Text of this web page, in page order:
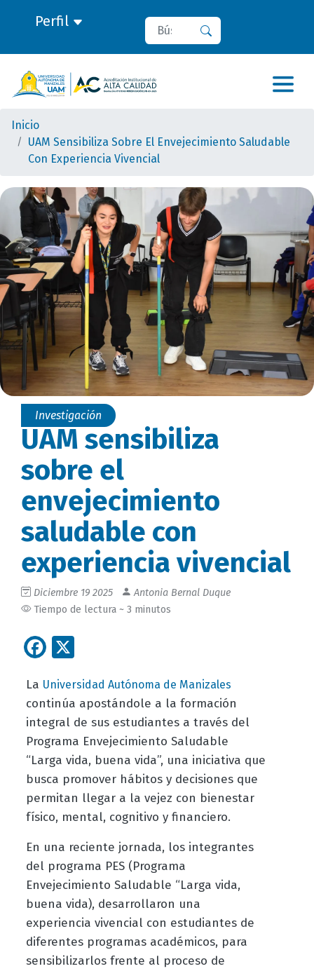
Perfil Buscar
Inicio
UAM Sensibiliza Sobre El Envejecimiento Saludable
Con Experiencia Vivencial
Investigación
UAM sensibiliza
sobre el
envejecimiento
saludable con
experiencia vivencial
Diciembre 19 2025
Antonia Bernal Duque
Tiempo de lectura ~ 3 minutos
Facebook
La Universidad Autónoma de Manizales
continúa apostándole a la formación
integral de sus estudiantes a través del
Programa Envejecimiento Saludable
“Larga vida, buena vida”, una iniciativa que
busca promover hábitos y decisiones que
permitan llegar a la vejez con bienestar
físico, mental, cognitivo y financiero.
En una reciente jornada, los integrantes
del programa PES (Programa
Envejecimiento Saludable “Larga vida,
buena vida), desarrollaron una
experiencia vivencial con estudiantes de
diferentes programas académicos, para
sensibilizarlos frente al proceso de